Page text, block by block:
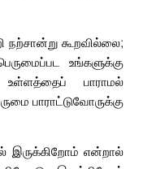
கூறவில்லை;
உங்களுக்கு
பாராமல்
பாராட்டுவோருக்கு
இருக்கிறோம் என்றால்